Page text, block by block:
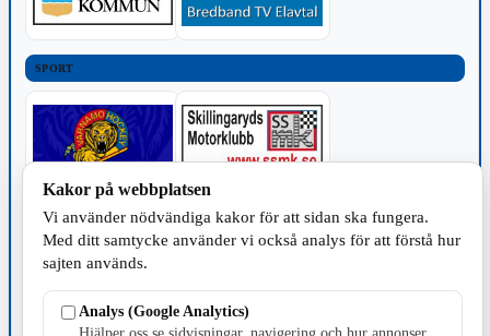
SPORT
TILLVERKNING
Kakor på webbplatsen
Vi använder nödvändiga kakor för att sidan ska fungera.
Med ditt samtycke använder vi också analys för att förstå hur
sajten används.
Analys (Google Analytics)